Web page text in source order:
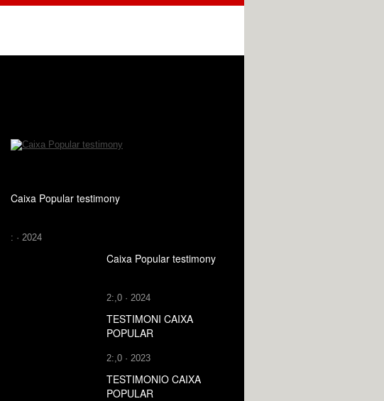
Caixa Popular testimony
: · 2024
Caixa Popular testimony
2:,0 · 2024
TESTIMONI CAIXA
POPULAR
2:,0 · 2023
TESTIMONIO CAIXA
POPULAR